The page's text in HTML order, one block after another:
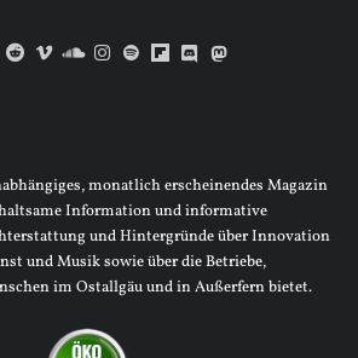
YouTube
RedditVimeoSoundCloud
Instagram
SpotifyFlipboard
Discord
monatlich erscheinendes Magazin
Information und informative
und Hintergründe über Innovation
und Musik sowie über die Betriebe,
im Ostallgäu und in Außerfern bietet.